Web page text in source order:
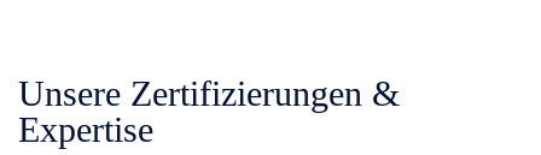
Unsere Zertifizierungen &
Expertise